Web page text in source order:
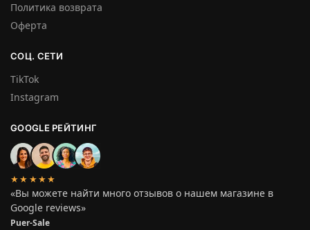
Политика возврата
Оферта
СОЦ. СЕТИ
TikTok
Instagram
GOOGLE РЕЙТИНГ
★★★★★
«Вы можете найти много отзывов о нашем магазине в
Google reviews»
Puer-Sale